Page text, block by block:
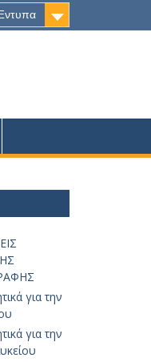
για την
για την